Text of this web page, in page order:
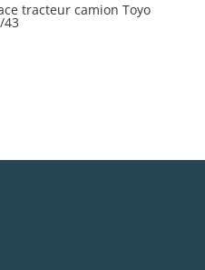
tracteur camion Toyo
43